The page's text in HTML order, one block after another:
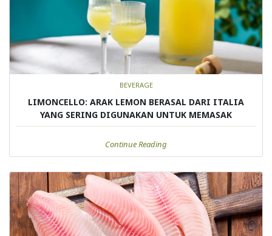
BEVERAGE
LIMONCELLO: ARAK LEMON BERASAL DARI ITALIA
YANG SERING DIGUNAKAN UNTUK MEMASAK
Continue Reading